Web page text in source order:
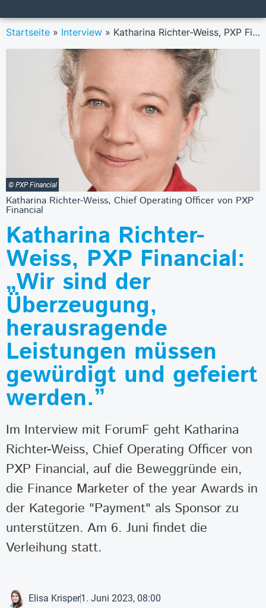
Startseite » Interview » Katharina Richter-Weiss, PXP Financial: „Wir sind der Überzeugung, herausragende Leistungen müssen gewürdigt und gefeiert werden.”
© PXP Financial
Katharina Richter-Weiss, Chief Operating Officer von PXP
Financial
Katharina Richter-
Weiss, PXP Financial:
„Wir sind der
Überzeugung,
herausragende
Leistungen müssen
gewürdigt und gefeiert
werden.”
Im Interview mit ForumF geht Katharina
Richter-Weiss, Chief Operating Officer von
PXP Financial, auf die Beweggründe ein,
die Finance Marketer of the year Awards in
der Kategorie "Payment" als Sponsor zu
unterstützen. Am 6. Juni findet die
Verleihung statt.
Elisa Krisper1. Juni 2023, 08:00